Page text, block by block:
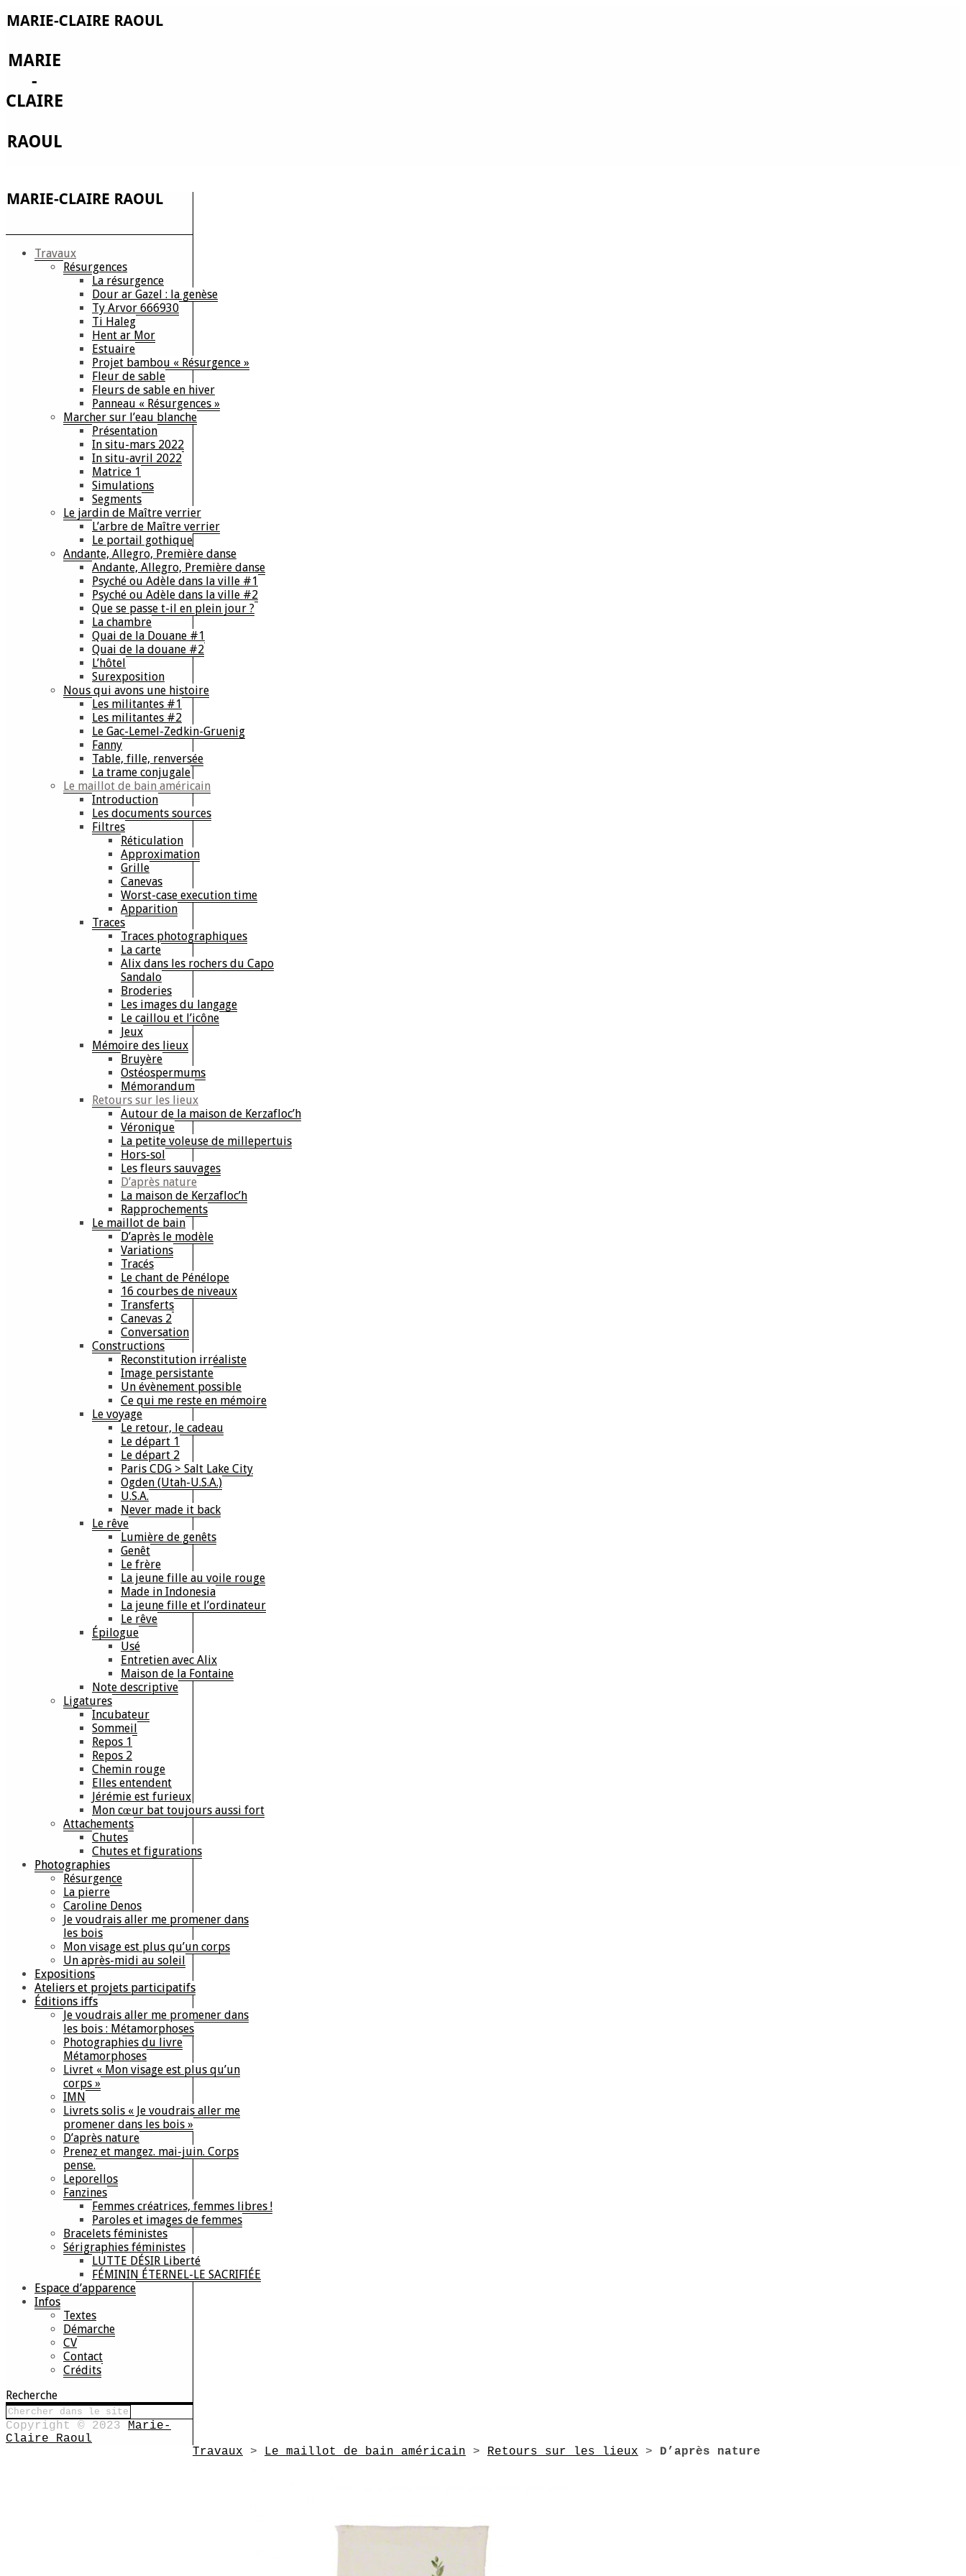
Travaux
Résurgences
La résurgence
Dour ar Gazel : la genèse
Ty Arvor 666930
Ti Haleg
Hent ar Mor
Estuaire
Projet bambou « Résurgence »
Fleur de sable
Fleurs de sable en hiver
Panneau « Résurgences »
Marcher sur l’eau blanche
Présentation
In situ-mars 2022
In situ-avril 2022
Matrice 1
Simulations
Segments
Le jardin de Maître verrier
L’arbre de Maître verrier
Le portail gothique
Andante, Allegro, Première danse
Andante, Allegro, Première danse
Psyché ou Adèle dans la ville #1
Psyché ou Adèle dans la ville #2
Que se passe t-il en plein jour ?
La chambre
Quai de la Douane #1
Quai de la douane #2
L’hôtel
Surexposition
Nous qui avons une histoire
Les militantes #1
Les militantes #2
Le Gac-Lemel-Zedkin-Gruenig
Fanny
Table, fille, renversée
La trame conjugale
Le maillot de bain américain
Introduction
Les documents sources
Filtres
Réticulation
Approximation
Grille
Canevas
Worst-case execution time
Apparition
Traces
Traces photographiques
La carte
Alix dans les rochers du Capo
Sandalo
Broderies
Les images du langage
Le caillou et l’icône
Jeux
Mémoire des lieux
Bruyère
Ostéospermums
Mémorandum
Retours sur les lieux
Autour de la maison de Kerzafloc’h
Véronique
La petite voleuse de millepertuis
Hors-sol
Les fleurs sauvages
D’après nature
La maison de Kerzafloc’h
Rapprochements
Le maillot de bain
D’après le modèle
Variations
Tracés
Le chant de Pénélope
16 courbes de niveaux
Transferts
Canevas 2
Conversation
Constructions
Reconstitution irréaliste
Image persistante
Un évènement possible
Ce qui me reste en mémoire
Le voyage
Le retour, le cadeau
Le départ 1
Le départ 2
Paris CDG > Salt Lake City
Ogden (Utah-U.S.A.)
U.S.A.
Never made it back
Le rêve
Lumière de genêts
Genêt
Le frère
La jeune fille au voile rouge
Made in Indonesia
La jeune fille et l’ordinateur
Le rêve
Épilogue
Usé
Entretien avec Alix
Maison de la Fontaine
Note descriptive
Ligatures
Incubateur
Sommeil
Repos 1
Repos 2
Chemin rouge
Elles entendent
Jérémie est furieux
Mon cœur bat toujours aussi fort
Attachements
Chutes
Chutes et figurations
Photographies
Résurgence
La pierre
Caroline Denos
Je voudrais aller me promener dans
les bois
Mon visage est plus qu’un corps
Un après-midi au soleil
Expositions
Ateliers et projets participatifs
Éditions iffs
Je voudrais aller me promener dans
les bois : Métamorphoses
Photographies du livre
Métamorphoses
Livret « Mon visage est plus qu’un
corps »
IMN
Livrets solis « Je voudrais aller me
promener dans les bois »
D’après nature
Prenez et mangez. mai-juin. Corps
pense.
Leporellos
Fanzines
Femmes créatrices, femmes libres !
Paroles et images de femmes
Bracelets féministes
Sérigraphies féministes
LUTTE DÉSIR Liberté
FÉMININ ÉTERNEL-LE SACRIFIÉE
Espace d’apparence
Infos
Textes
Démarche
CV
Contact
Crédits
Recherche
Copyright © 2023 Marie-
Claire Raoul
Travaux
> Le maillot de bain américain > Retours sur les lieux > D’après nature